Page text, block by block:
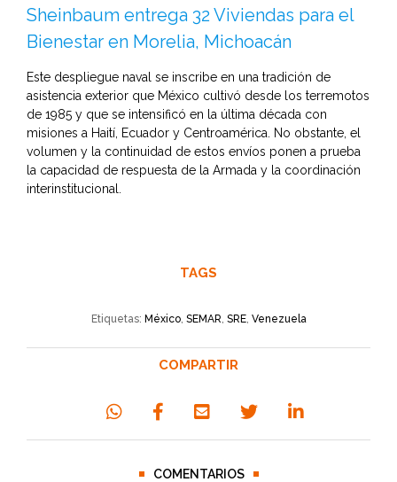
Sheinbaum entrega 32 Viviendas para el
Bienestar en Morelia, Michoacán
Este despliegue naval se inscribe en una tradición de
asistencia exterior que México cultivó desde los terremotos
de 1985 y que se intensificó en la última década con
misiones a Haití, Ecuador y Centroamérica. No obstante, el
volumen y la continuidad de estos envíos ponen a prueba
la capacidad de respuesta de la Armada y la coordinación
interinstitucional.
TAGS
Etiquetas: México, SEMAR SRE, Venezuela
COMPARTIR
COMENTARIOS